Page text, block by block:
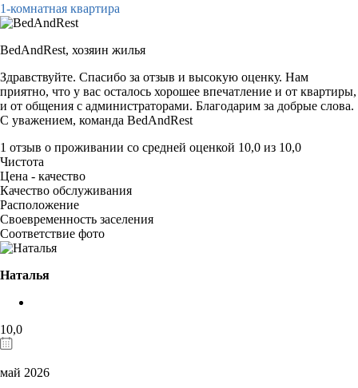
1-комнатная квартира
BedAndRest, хозяин жилья
Здравствуйте. Спасибо за отзыв и высокую оценку. Нам
приятно, что у вас осталось хорошее впечатление и от квартиры,
и от общения с администраторами. Благодарим за добрые слова.
С уважением, команда BedAndRest
1 отзыв о проживании со средней оценкой 10,0 из 10,0
Чистота
Цена - качество
Качество обслуживания
Расположение
Своевременность заселения
Соответствие фото
Наталья
10,0
май 2026